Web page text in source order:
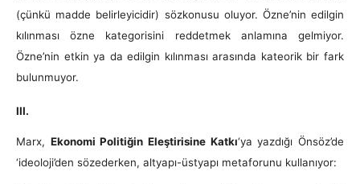
(çünkü madde belirleyicidir) sözkonusu oluyor. Özne’nin edilgin
kılınması özne kategorisini reddetmek anlamına gelmiyor.
Özne’nin etkin ya da edilgin kılınması arasında kateorik bir fark
bulunmuyor.
III.
Marx, Ekonomi Politiğin Eleştirisine Katkı‘ya yazdığı Önsöz’de
‘ideoloji’den sözederken, altyapı-üstyapı metaforunu kullanıyor: